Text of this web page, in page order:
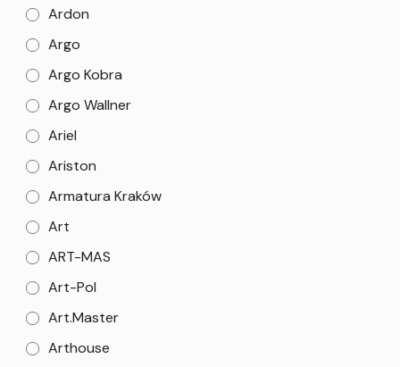
Ardon
Argo
Argo Kobra
Argo Wallner
Ariel
Ariston
Armatura Kraków
Art
ART-MAS
Art-Pol
Art.Master
Arthouse